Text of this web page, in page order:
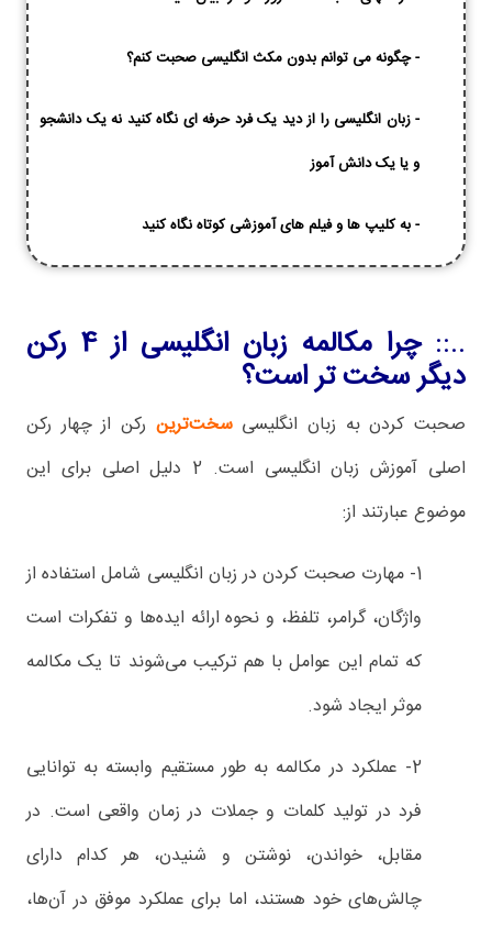
-چگونه می توانم بدون مکث انگلیسی صحبت کنم؟
-زبان انگلیسی را از دید یک فرد حرفه ای نگاه کنید نه یک دانشجو
و یا یک دانش آموز
-به کلیپ ها و فیلم های آموزشی کوتاه نگاه کنید
..:: چرا مکالمه زبان انگلیسی از 4 رکن
دیگر سخت تر است؟
صحبت کردن به زبان انگلیسیسخت‌ترین رکن از چهار رکن
اصلی آموزش زبان انگلیسی است. 2 دلیل اصلی برای این
موضوع عبارتند از:
1- مهارت صحبت کردن در زبان انگلیسی شامل استفاده از
واژگان، گرامر، تلفظ، و نحوه ارائه ایده‌ها و تفکرات است
که تمام این عوامل با هم ترکیب می‌شوند تا یک مکالمه
موثر ایجاد شود.
2- عملکرد در مکالمه به طور مستقیم وابسته به توانایی
فرد در تولید کلمات و جملات در زمان واقعی است. در
مقابل، خواندن، نوشتن و شنیدن، هر کدام دارای
چالش‌های خود هستند، اما برای عملکرد موفق در آن‌ها،